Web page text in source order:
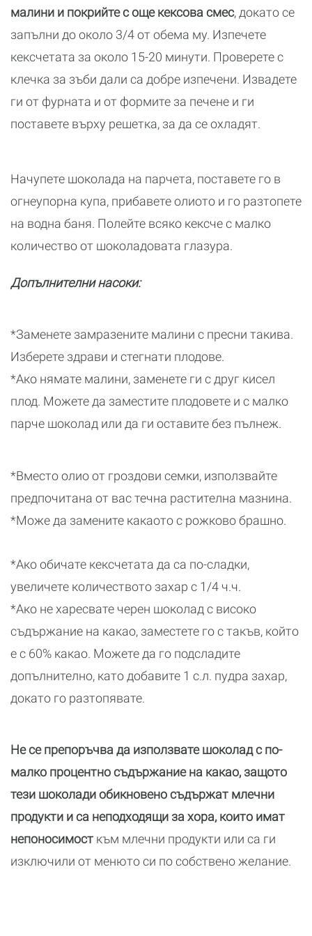
малини и покрийте с още кексова смес, докато се
запълни до около 3/4 от обема му. Изпечете
кексчетата за около 15-20 минути. Проверете с
клечка за зъби дали са добре изпечени. Извадете
ги от фурната и от формите за печене и ги
поставете върху решетка, за да се охладят.
Начупете шоколада на парчета, поставете го в
огнеупорна купа, прибавете олиото и го разтопете
на водна баня. Полейте всяко кексче с малко
количество от шоколадовата глазура.
Допълнителни насоки:
*Заменете замразените малини с пресни такива.
Изберете здрави и стегнати плодове.
*Ако нямате малини, заменете ги с друг кисел
плод. Можете да заместите плодовете и с малко
парче шоколад или да ги оставите без пълнеж.
*Вместо олио от гроздови семки, използвайте
предпочитана от вас течна растителна мазнина.
*Може да замените какаото с рожково брашно.
*Ако обичате кексчетата да са по-сладки,
увеличете количеството захар с 1/4 ч.ч.
*Ако не харесвате черен шоколад с високо
съдържание на какао, заместете го с такъв, който
е с 60% какао. Можете да го подсладите
допълнително, като добавите 1 с.л. пудра захар,
докато го разтопявате.
Не се препоръчва да използвате шоколад с по-
малко процентно съдържание на какао, защото
тези шоколади обикновено съдържат млечни
продукти и са неподходящи за хора, които имат
непоносимост към млечни продукти или са ги
изключили от менюто си по собствено желание.